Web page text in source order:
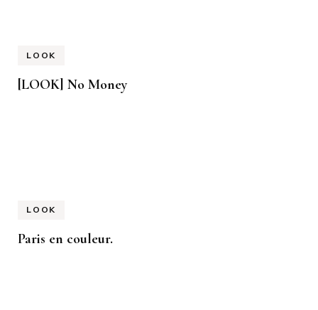
LOOK
[LOOK] No Money
LOOK
Paris en couleur.